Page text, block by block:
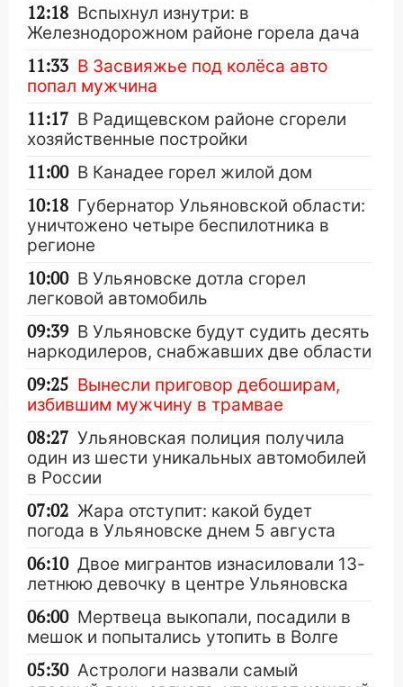
12:18 Вспыхнул изнутри: в
Железнодорожном районе горела дача
11:33 В Засвияжье под колёса авто
попал мужчина
11:17 В Радищевском районе сгорели
хозяйственные постройки
11:00 В Канадее горел жилой дом
10:18 Губернатор Ульяновской области:
уничтожено четыре беспилотника в
регионе
10:00 В Ульяновске дотла сгорел
легковой автомобиль
09:39 В Ульяновске будут судить десять
наркодилеров, снабжавших две области
09:25 Вынесли приговор дебоширам,
избившим мужчину в трамвае
08:27 Ульяновская полиция получила
один из шести уникальных автомобилей
в России
07:02 Жара отступит: какой будет
погода в Ульяновске днем 5 августа
06:10 Двое мигрантов изнасиловали 13-
летнюю девочку в центре Ульяновска
06:00 Мертвеца выкопали, посадили в
мешок и попытались утопить в Волге
05:30 Астрологи назвали самый